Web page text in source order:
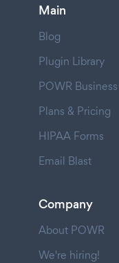
Main
Blog
Plugin Library
POWR Business
Plans & Pricing
HIPAA Forms
Email Blast
Company
About POWR
We're hiring!